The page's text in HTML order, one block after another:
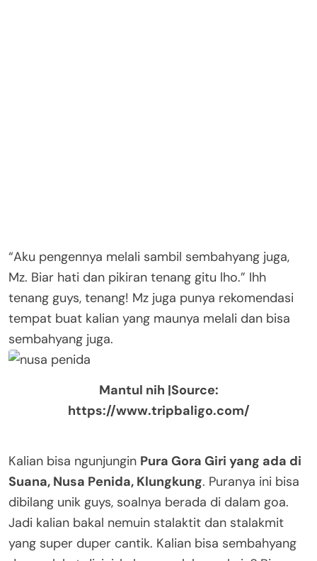
“Aku pengennya melali sambil sembahyang juga,
Mz. Biar hati dan pikiran tenang gitu lho.” Ihh
tenang guys, tenang! Mz juga punya rekomendasi
tempat buat kalian yang maunya melali dan bisa
sembahyang juga.
Mantul nih |Source:
https://www.tripbaligo.com/
Kalian bisa ngunjungin Pura Gora Giri yang ada di
Suana, Nusa Penida, Klungkung. Puranya ini bisa
dibilang unik guys, soalnya berada di dalam goa.
Jadi kalian bakal nemuin stalaktit dan stalakmit
yang super duper cantik. Kalian bisa sembahyang